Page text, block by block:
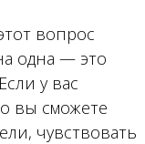
вопрос
одна — это
Если у вас
вы сможете
чувствовать